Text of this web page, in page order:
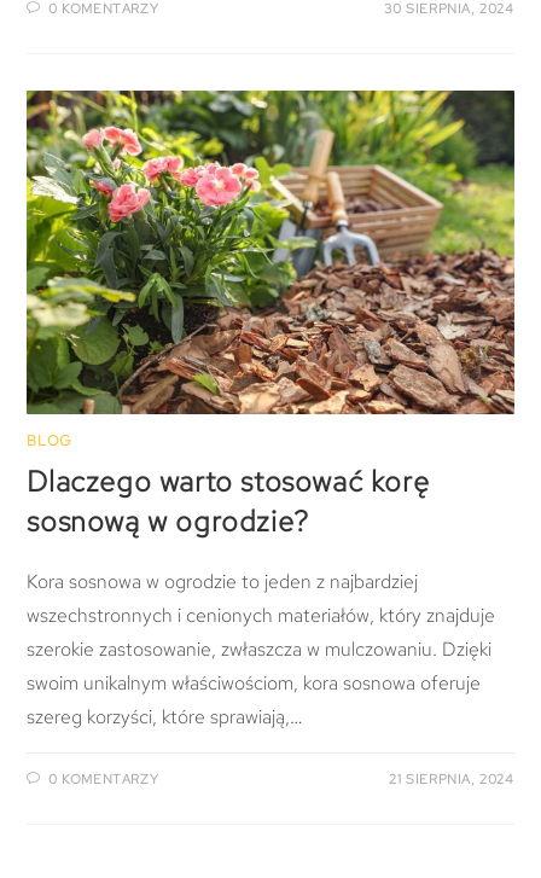
0 KOMENTARZY 30 SIERPNIA, 2024
BLOG
Dlaczego warto stosować korę
sosnową w ogrodzie?
Kora sosnowa w ogrodzie to jeden z najbardziej
wszechstronnych i cenionych materiałów, który znajduje
szerokie zastosowanie, zwłaszcza w mulczowaniu. Dzięki
swoim unikalnym właściwościom, kora sosnowa oferuje
szereg korzyści, które sprawiają,…
0 KOMENTARZY 21 SIERPNIA, 2024